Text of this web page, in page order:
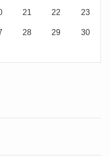
21 22 23
28 29 30